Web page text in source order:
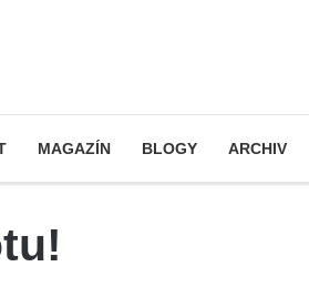
MAGAZÍN BLOGY ARCHIV